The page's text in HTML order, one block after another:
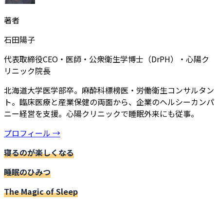
著者
石田陽子
代表取締役CEO・医師・公衆衛生学博士（DrPH）・心陽ク
リニック院長
北海道大学医学部卒。麻酔科標榜医・労働衛生コンサルタン
ト。臨床医療と産業保健の両面から、企業のヘルシーカンパ
ニー経営を支援。心陽クリニックで睡眠外来にも従事。
プロフィール →
寝るのが楽しくなる
睡眠のひみつ
The Magic of Sleep